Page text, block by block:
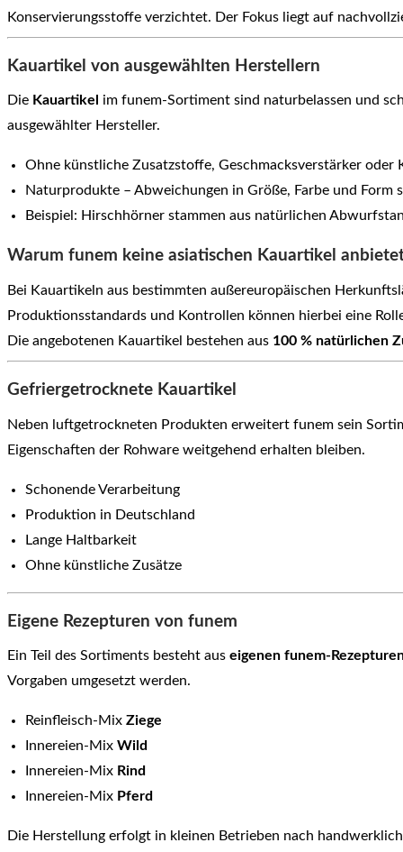
Konservierungsstoffe verzichtet. Der Fokus liegt auf
Kauartikel von ausgewählten Herstellern
Die Kauartikel
im funem-Sortiment sind naturbelassen und
ausgewählter Hersteller.
Ohne künstliche Zusatzstoffe, Geschmacksverstärker oder
Naturprodukte – Abweichungen in Größe, Farbe und Form
Beispiel: Hirschhörner stammen aus natürlichen
Warum funem keine asiatischen Kauartikel
Bei Kauartikeln aus bestimmten außereuropäischen
Produktionsstandards und Kontrollen können hierbei eine
Die angebotenen Kauartikel bestehen aus 100 % natürlichen
Gefriergetrocknete Kauartikel
Neben luftgetrockneten Produkten erweitert funem sein
Eigenschaften der Rohware weitgehend erhalten bleiben.
Schonende Verarbeitung
Produktion in Deutschland
Lange Haltbarkeit
Ohne künstliche Zusätze
Eigene Rezepturen von funem
Ein Teil des Sortiments besteht aus eigenen funem-
Vorgaben umgesetzt werden.
Reinfleisch-Mix Ziege
Innereien-Mix Wild
Innereien-Mix Rind
Innereien-Mix Pferd
Die Herstellung erfolgt in kleinen Betrieben nach